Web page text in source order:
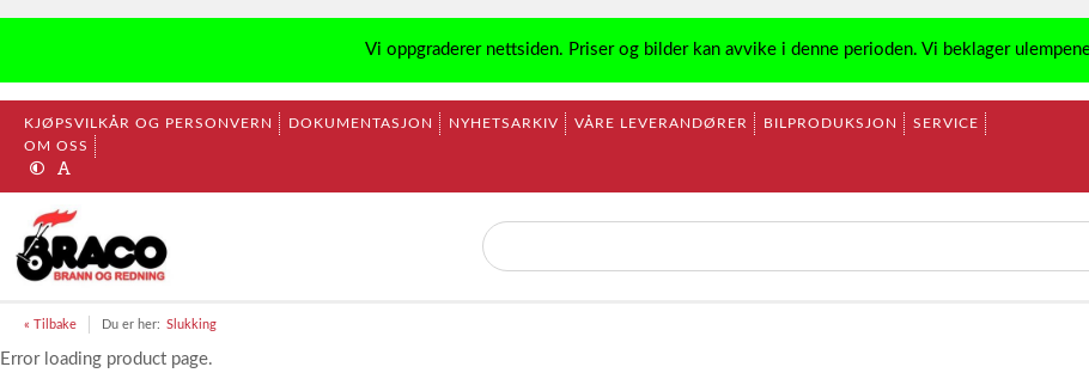
Vi oppgraderer nettsiden. Priser og bilder kan avvike i denne perioden. Vi beklager
KJØPSVILKÅR OG PERSONVERN DOKUMENTASJON NYHETSARKIV VÅRE LEVERANDØRER BILPRODUKSJON
SERVICE
OM OSS
« Tilbake Du er her: Slukking
Error loading product page.